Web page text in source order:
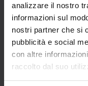
analizzare il nostro
informazioni sul
nostri partner che si
pubblicità e social
con altre
raccolto dal suo
cameretta dei
essere tenute
si voglia
intense della
essere